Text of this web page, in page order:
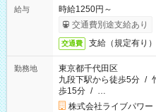
給与
時給1250円～
交通費別途支給あり
交通費 支給（規定有り）
勤務地
東京都千代田区
九段下駅から徒歩5分 /
歩15分 / …
株式会社ライブパワー